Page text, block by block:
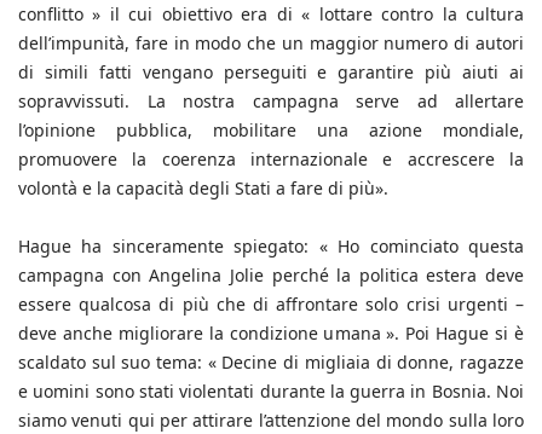
conflitto » il cui obiettivo era di « lottare contro la cultura
dell’impunità, fare in modo che un maggior numero di autori
di simili fatti vengano perseguiti e garantire più aiuti ai
sopravvissuti. La nostra campagna serve ad allertare
l’opinione pubblica, mobilitare una azione mondiale,
promuovere la coerenza internazionale e accrescere la
volontà e la capacità degli Stati a fare di più».
Hague ha sinceramente spiegato: « Ho cominciato questa
campagna con Angelina Jolie perché la politica estera deve
essere qualcosa di più che di affrontare solo crisi urgenti –
deve anche migliorare la condizione umana ». Poi Hague si è
scaldato sul suo tema: « Decine di migliaia di donne, ragazze
e uomini sono stati violentati durante la guerra in Bosnia. Noi
siamo venuti qui per attirare l’attenzione del mondo sulla loro